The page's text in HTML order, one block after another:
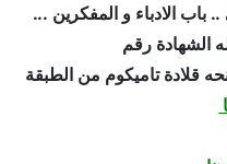
الادباء و المفكرين ...
( صدرت له الشهادة رقم
بعد منحه قلادة تاميكوم من الطبقة